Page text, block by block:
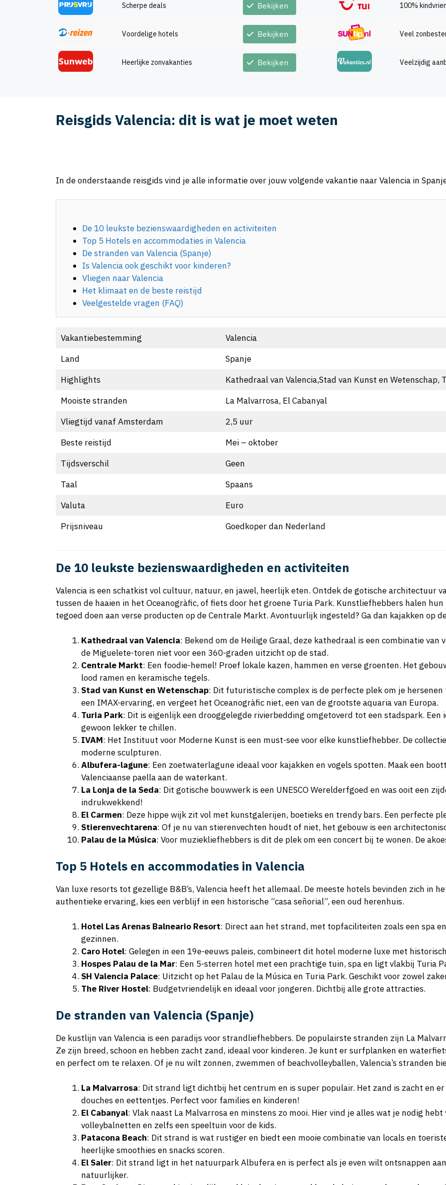
Scherpe deals Bekijken
Voordelige hotels Bekijken
Heerlijke zonvakanties Bekijken
100%
Veel
Veelzijdig
Reisgids Valencia: dit is wat je moet weten
In de onderstaande reisgids vind je alle informatie over jouw volgende vakantie naar Valencia in
De 10 leukste bezienswaardigheden en activiteiten
Top 5 Hotels en accommodaties in Valencia
De stranden van Valencia (Spanje)
Is Valencia ook geschikt voor kinderen?
Vliegen naar Valencia
Het klimaat en de beste reistijd
Veelgestelde vragen (FAQ)
Vakantiebestemming
Valencia
Land
Spanje
Highlights
Kathedraal van Valencia,Stad van Kunst en Wetenschap,
Mooiste stranden
La Malvarrosa, El Cabanyal
Vliegtijd vanaf Amsterdam
2,5 uur
Beste reistijd
Mei – oktober
Tijdsverschil
Geen
Taal
Spaans
Valuta
Euro
Prijsniveau
Goedkoper dan Nederland
De 10 leukste bezienswaardigheden en activiteiten
Valencia is een schatkist vol cultuur, natuur, en jawel, heerlijk eten. Ontdek de gotische architectuur
tussen de haaien in het Oceanogràfic, of fiets door het groene Turia Park. Kunstliefhebbers halen
tegoed doen aan verse producten op de Centrale Markt. Avontuurlijk ingesteld? Ga dan kajakken op
Kathedraal van Valencia: Bekend om de Heilige Graal, deze kathedraal is een combinatie
de Miguelete-toren niet voor een 360-graden uitzicht op de stad.
Centrale Markt: Een foodie-hemel! Proef lokale kazen, hammen en verse groenten. Het
lood ramen en keramische tegels.
Stad van Kunst en Wetenschap: Dit futuristische complex is de perfecte plek om je
een IMAX-ervaring, en vergeet het Oceanogràfic niet, een van de grootste aquaria van Europa.
Turia Park: Dit is eigenlijk een drooggelegde rivierbedding omgetoverd tot een stadspark.
gewoon lekker te chillen.
IVAM: Het Instituut voor Moderne Kunst is een must-see voor elke kunstliefhebber. De
moderne sculpturen.
Albufera-lagune: Een zoetwaterlagune ideaal voor kajakken en vogels spotten. Maak een
Valenciaanse paella aan de waterkant.
La Lonja de la Seda: Dit gotische bouwwerk is een UNESCO Werelderfgoed en was ooit een
indrukwekkend!
El Carmen: Deze hippe wijk zit vol met kunstgalerijen, boetieks en trendy bars. Een perfecte
Stierenvechtarena: Of je nu van stierenvechten houdt of niet, het gebouw is een
Palau de la Música: Voor muziekliefhebbers is dit de plek om een concert bij te wonen. De
Top 5 Hotels en accommodaties in Valencia
Van luxe resorts tot gezellige B&B’s, Valencia heeft het allemaal. De meeste hotels bevinden zich in
authentieke ervaring, kies een verblijf in een historische “casa señorial”, een oud herenhuis.
Hotel Las Arenas Balneario Resort: Direct aan het strand, met topfaciliteiten zoals een spa
gezinnen.
Caro Hotel: Gelegen in een 19e-eeuws paleis, combineert dit hotel moderne luxe met
Hospes Palau de la Mar: Een 5-sterren hotel met een prachtige tuin, spa en ligt vlakbij Turia
SH Valencia Palace: Uitzicht op het Palau de la Música en Turia Park. Geschikt voor zowel
The River Hostel: Budgetvriendelijk en ideaal voor jongeren. Dichtbij alle grote attracties.
De stranden van Valencia (Spanje)
De kustlijn van Valencia is een paradijs voor strandliefhebbers. De populairste stranden zijn La
Ze zijn breed, schoon en hebben zacht zand, ideaal voor kinderen. Je kunt er surfplanken en
en perfect om te relaxen. Of je nu wilt zonnen, zwemmen of beachvolleyballen, Valencia’s stranden
La Malvarrosa: Dit strand ligt dichtbij het centrum en is super populair. Het zand is zacht en
douches en eettentjes. Perfect voor families en kinderen!
El Cabanyal: Vlak naast La Malvarrosa en minstens zo mooi. Hier vind je alles wat je nodig
volleybalnetten en zelfs een speeltuin voor de kids.
Patacona Beach: Dit strand is wat rustiger en biedt een mooie combinatie van locals en
heerlijke smoothies en snacks scoren.
El Saler: Dit strand ligt in het natuurpark Albufera en is perfect als je even wilt ontsnappen
natuurlijker.